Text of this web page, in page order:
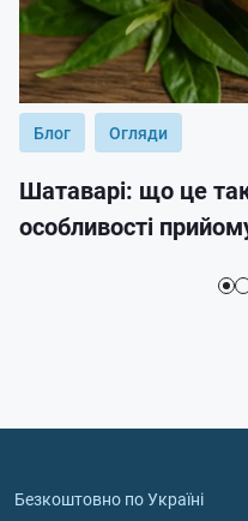
Блог Огляди
Шатаварі: що це
особливості
Безкоштовно по Україні